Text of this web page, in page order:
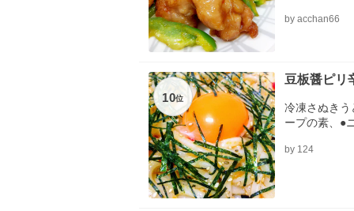
by acchan66
10位
豆板醤ピリ
冷凍さぬき
ープの素、●
by 124